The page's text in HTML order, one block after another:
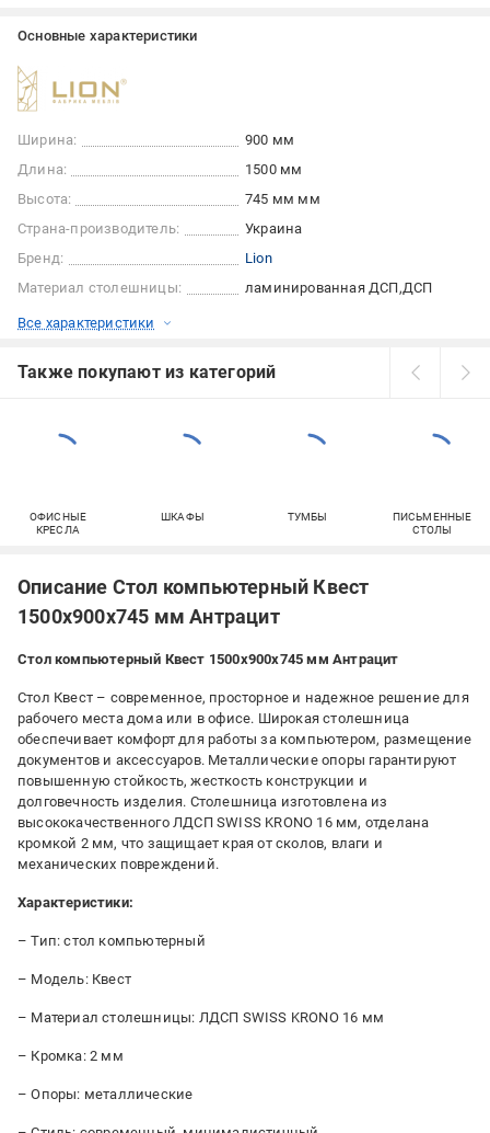
Основные характеристики
Ширина:
900 мм
Длина:
1500 мм
Высота:
745 мм мм
Страна-производитель:
Украина
Бренд:
Lion
Материал столешницы:
ламинированная ДСП ДСП
Все характеристики
Также покупают из категорий
ОФИСНЫЕ
КРЕСЛА
ШКАФЫ ТУМБЫ
ПИСЬМЕННЫЕ
СТОЛЫ
Описание Стол компьютерный Квест
1500x900x745 мм Антрацит
Стол компьютерный Квест 1500x900x745 мм Антрацит
Стол Квест – современное, просторное и надежное решение для
рабочего места дома или в офисе. Широкая столешница
обеспечивает комфорт для работы за компьютером, размещение
документов и аксессуаров. Металлические опоры гарантируют
повышенную стойкость, жесткость конструкции и
долговечность изделия. Столешница изготовлена ​​из
высококачественного ЛДСП SWISS KRONO 16 мм, отделана
кромкой 2 мм, что защищает края от сколов, влаги и
механических повреждений.
Характеристики:
– Тип: стол компьютерный
– Модель: Квест
– Материал столешницы: ЛДСП SWISS KRONO 16 мм
– Кромка: 2 мм
– Опоры: металлические